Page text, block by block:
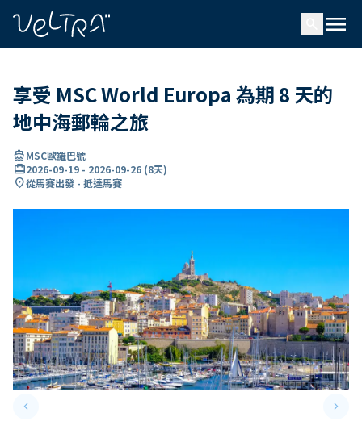
menu
享受 MSC World Europa 為期 8 天的
地中海郵輪之旅
directions_boatMSC歐羅巴號
card_travel2026-09-19 - 2026-09-26 (8天)
location_on從馬賽出發 - 抵達馬賽
keyboard_arrow_leftPrevious slide keyboard_arrow_right